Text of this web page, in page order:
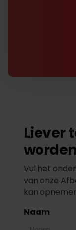
Liever
Vul het
van onze
kan
Naam